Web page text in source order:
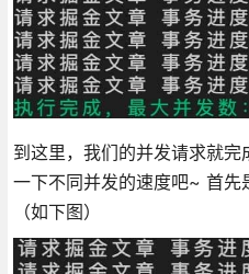
到这里，我们的并发请求就
一下不同并发的速度吧~ 首先
（如下图）